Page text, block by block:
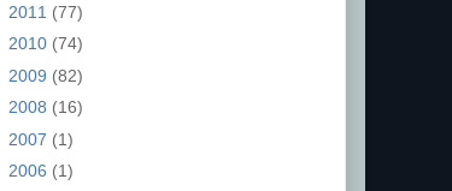
2011 (77)
2010 (74)
2009 (82)
2008 (16)
2007 (1)
2006 (1)